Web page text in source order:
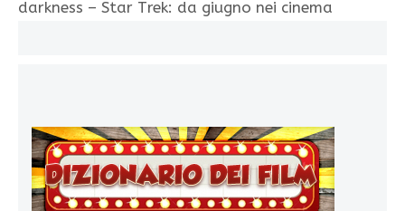
darkness – Star Trek: da giugno nei cinema